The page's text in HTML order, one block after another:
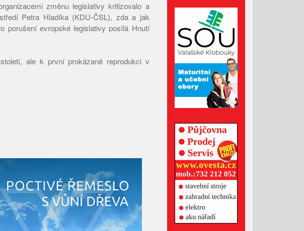
Listopad 2023
Říjen 2023
Září 2023
Srpen 2023
Červenec 2023
Červen 2023
Květen 2023
Březen 2023
Únor 2023
Leden 2023
Prosinec 2022
Listopad 2022
Říjen 2022
Září 2022
změnu legislativy kritizovalo a
Petra Hladíka (KDU-ČSL), zda a jak
porušení evropské legislativy posílá Hnutí
ale k první prokázané reprodukci v